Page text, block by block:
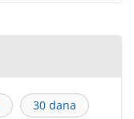
30 dana